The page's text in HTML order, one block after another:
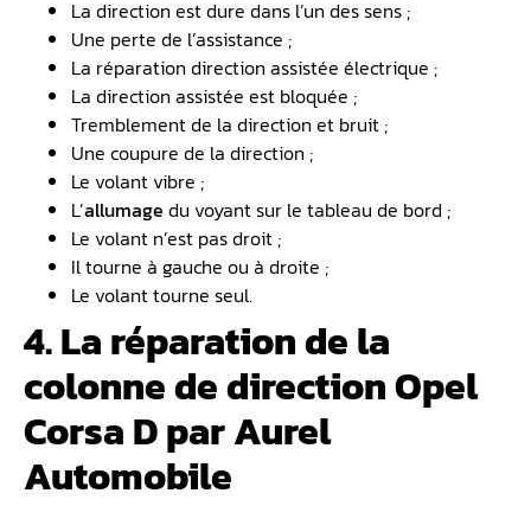
La direction est dure dans l’un des sens ;
Une perte de l’assistance ;
La réparation direction assistée électrique ;
La direction assistée est bloquée ;
Tremblement de la direction et bruit ;
Une coupure de la direction ;
Le volant vibre ;
L’allumage du voyant sur le tableau de bord ;
Le volant n’est pas droit ;
Il tourne à gauche ou à droite ;
Le volant tourne seul.
4. La réparation de la
colonne de direction Opel
Corsa D par Aurel
Automobile